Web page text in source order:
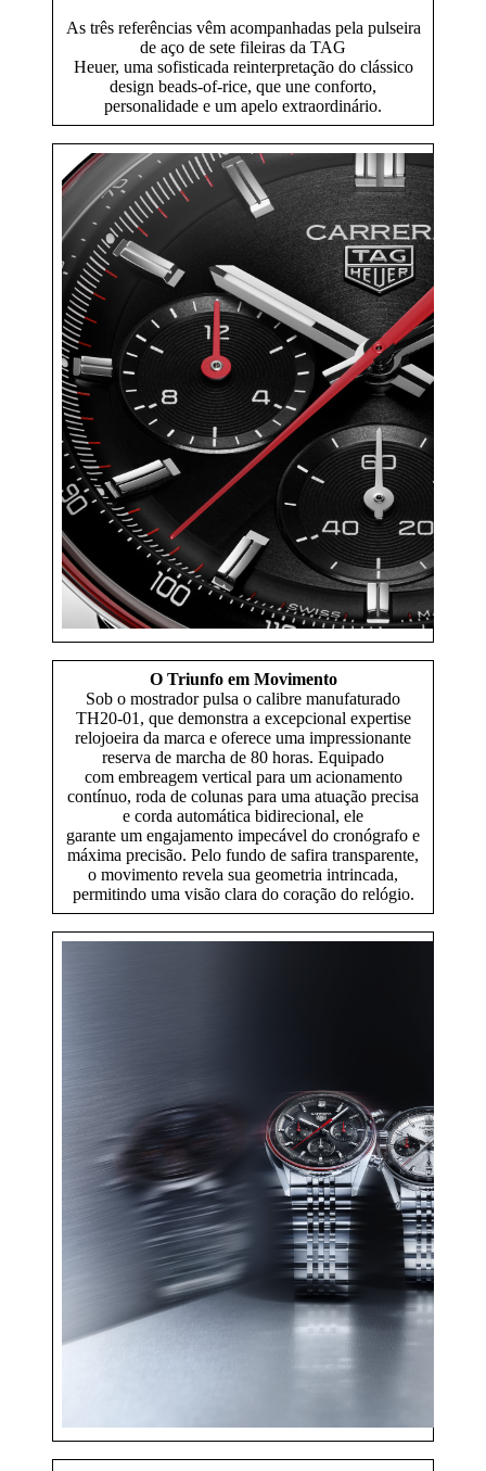
As três referências vêm acompanhadas pela pulseira
de aço de sete fileiras da TAG
Heuer, uma sofisticada reinterpretação do clássico
design beads-of-rice, que une conforto,
personalidade e um apelo extraordinário.
O Triunfo em Movimento
Sob o mostrador pulsa o calibre manufaturado
TH20-01, que demonstra a excepcional expertise
relojoeira da marca e oferece uma impressionante
reserva de marcha de 80 horas. Equipado
com embreagem vertical para um acionamento
contínuo, roda de colunas para uma atuação precisa
e corda automática bidirecional, ele
garante um engajamento impecável do cronógrafo e
máxima precisão. Pelo fundo de safira transparente,
o movimento revela sua geometria intrincada,
permitindo uma visão clara do coração do relógio.